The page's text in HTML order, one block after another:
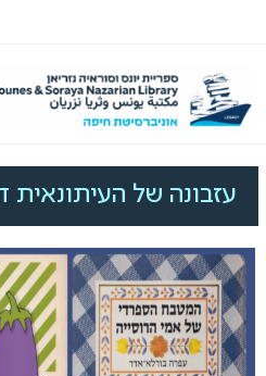
עזבונה של העיתונאית